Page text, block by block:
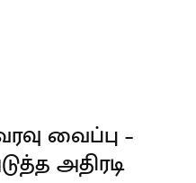
வைப்பு –
அதிரடி